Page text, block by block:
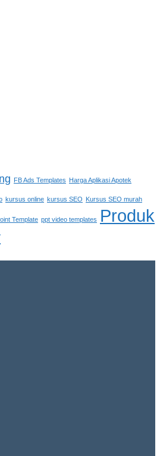
FB Ads Templates Harga Aplikasi Apotek
kursus online kursus SEO Kursus SEO murah
Template ppt video templates
Produk